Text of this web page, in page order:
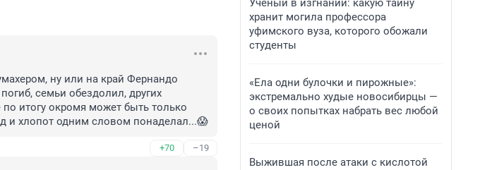
ну или на край Фернандо
семьи обездолил, других
итогу окромя может быть только
и хлопот одним словом понаделал...😱
+70 –19
Ученый в изгнании: какую тайну
хранит могила профессора
уфимского вуза, которого обожали
студенты
«Ела одни булочки и пирожные»:
экстремально худые новосибирцы —
о своих попытках набрать вес любой
ценой
Выжившая после атаки с кислотой